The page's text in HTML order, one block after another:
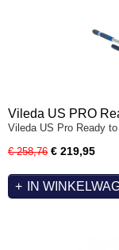
Vileda US PRO
Vileda US Pro Ready
€ 258,76 € 219,95
IN